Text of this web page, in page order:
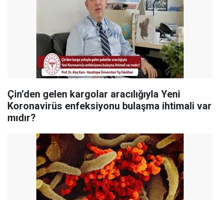
Çin’den gelen kargolar aracılığıyla Yeni
Koronavirüs enfeksiyonu bulaşma ihtimali var
mıdır?